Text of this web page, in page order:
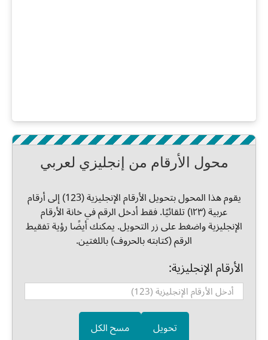
محول الأرقام من إنجليزي لعربي
يقوم هذا المحول بتحويل الأرقام الإنجليزية (123) إلى أرقام
عربية (١٢٣) تلقائيًا. فقط أدخل الرقم في خانة الأرقام
الإنجليزية واضغط على زر التحويل. يمكنك أيضًا رؤية تفقيط
الرقم (كتابته بالحروف) باللغتين.
الأرقام الإنجليزية:
تحويل مسح الكل